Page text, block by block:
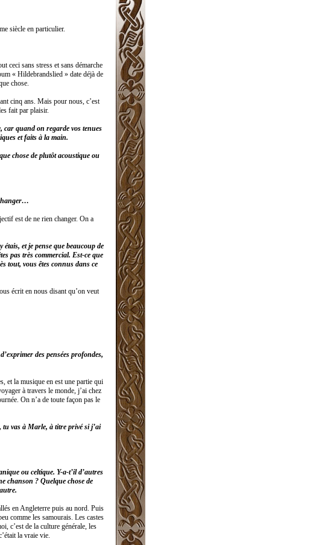
siècle en particulier.
ceci sans stress et sans démarche
« Hildebrandslied » date déjà de
chose.
cinq ans. Mais pour nous, c’est
fait par plaisir.
car quand on regarde vos tenues
et faits à la main.
chose de plutôt acoustique ou
est de ne rien changer. On a
et je pense que beaucoup de
pas très commercial. Est-ce que
tout, vous êtes connus dans ce
écrit en nous disant qu’on veut
des pensées profondes,
et la musique en est une partie qui
à travers le monde, j’ai chez
On n’a de toute façon pas le
tu vas à Marle, à titre privé si j’ai
ou celtique. Y-a-t’il d’autres
chanson ? Quelque chose de
en Angleterre puis au nord. Puis
comme les samourais. Les castes
c’est de la culture générale, les
la vraie vie.